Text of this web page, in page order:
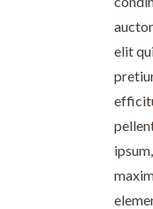
elit